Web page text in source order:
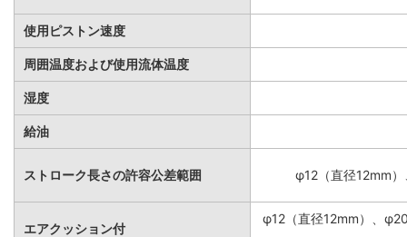
使用ピストン速度
周囲温度および使用流体温度
湿度
給油
ストローク長さの許容公差範囲 φ12（直径12mm
エアクッション付
φ12（直径12mm）、